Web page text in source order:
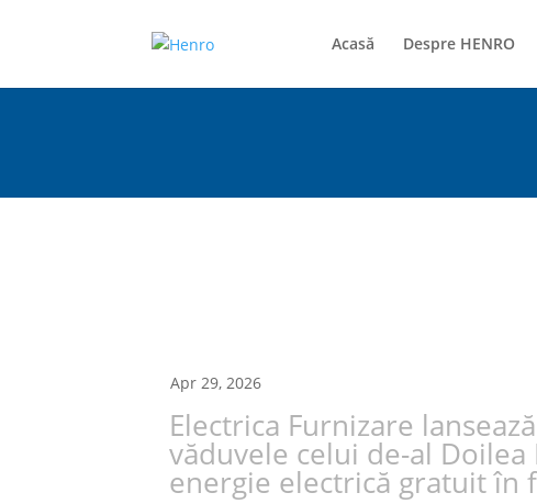
Acasă Despre HENRO
Apr 29, 2026
Electrica Furnizare
văduvele celui de-al
energie electrică gratuit în